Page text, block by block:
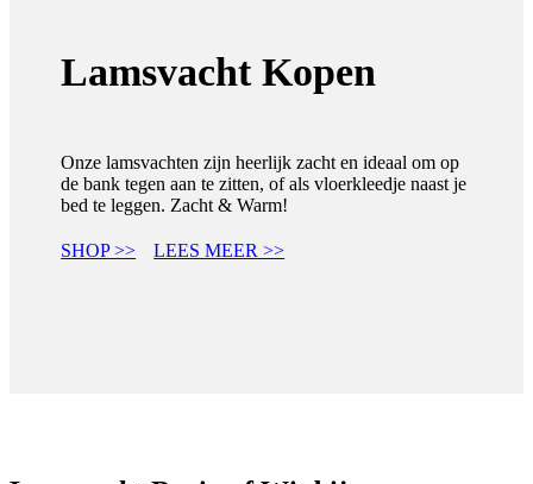
Lamsvacht Kopen
Onze lamsvachten zijn heerlijk zacht en ideaal om op
de bank tegen aan te zitten, of als vloerkleedje naast je
bed te leggen. Zacht & Warm!
SHOP >> LEES MEER >>